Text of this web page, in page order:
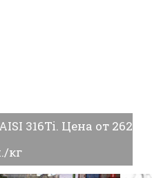
316Ti. Цена от 262
кг